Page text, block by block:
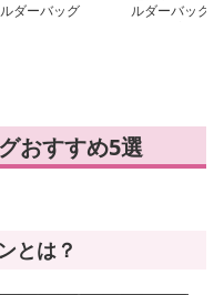
ダーバッグ
ルダーバッグ/
おすすめ5選
とは？